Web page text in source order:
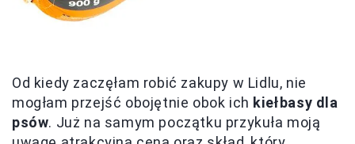
Od kiedy zaczęłam robić zakupy w Lidlu, nie
mogłam przejść obojętnie obok ich kiełbasy dla
psów. Już na samym początku przykuła moją